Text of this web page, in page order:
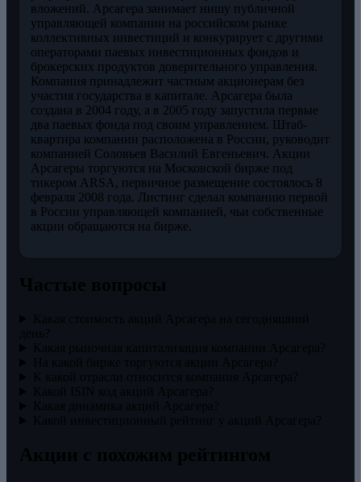
вложений. Арсагера занимает нишу публичной
управляющей компании на российском рынке
коллективных инвестиций и конкурирует с другими
операторами паевых инвестиционных фондов и
брокерских продуктов доверительного управления.
Компания принадлежит частным акционерам без
участия государства в капитале. Арсагера была
создана в 2004 году, а в 2005 году запустила первые
два паевых фонда под своим управлением. Штаб-
квартира компании расположена в России, руководит
компанией Соловьев Василий Евгеньевич. Акции
Арсагеры торгуются на Московской бирже под
тикером ARSA, первичное размещение состоялось 8
февраля 2008 года. Листинг сделал компанию первой
в России управляющей компанией, чьи собственные
акции обращаются на бирже.